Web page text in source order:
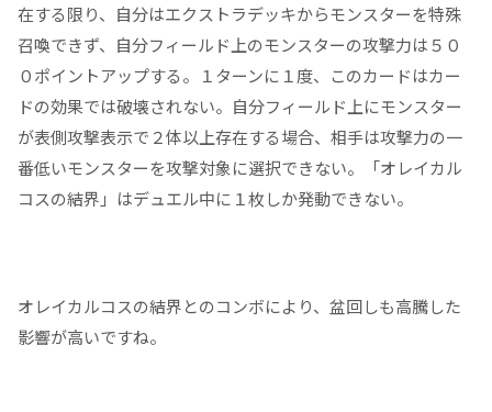
在する限り、自分はエクストラデッキからモンスターを特殊
召喚できず、自分フィールド上のモンスターの攻撃力は５０
０ポイントアップする。１ターンに１度、このカードはカー
ドの効果では破壊されない。自分フィールド上にモンスター
が表側攻撃表示で２体以上存在する場合、相手は攻撃力の一
番低いモンスターを攻撃対象に選択できない。「オレイカル
コスの結界」はデュエル中に１枚しか発動できない。
オレイカルコスの結界とのコンボにより、盆回しも高騰した
影響が高いですね。